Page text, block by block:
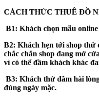
CÁCH THỨC THUÊ ĐỒ
B1: Khách chọn mẫu
B2: Khách hẹn tới shop thử
chắc chắn shop đang mở
vì có thể đầm khách khác
B3: Khách thử đầm hài
đúng ngày mặc.